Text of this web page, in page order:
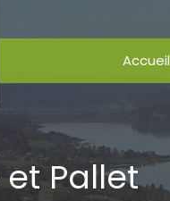
Accueil
et Pallet